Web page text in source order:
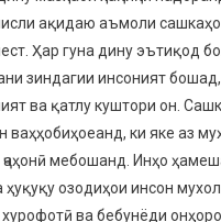
ақидаю аъмоли
Ҳар гуна дину эътиқод
зиндагии инсоният
ва қатлу куштори он.
ваҳҳобиҳоеанд, ки яке аз
мебошанд. Инҳо
ҳуқуқу озодиҳои инсон
ва бебунёди